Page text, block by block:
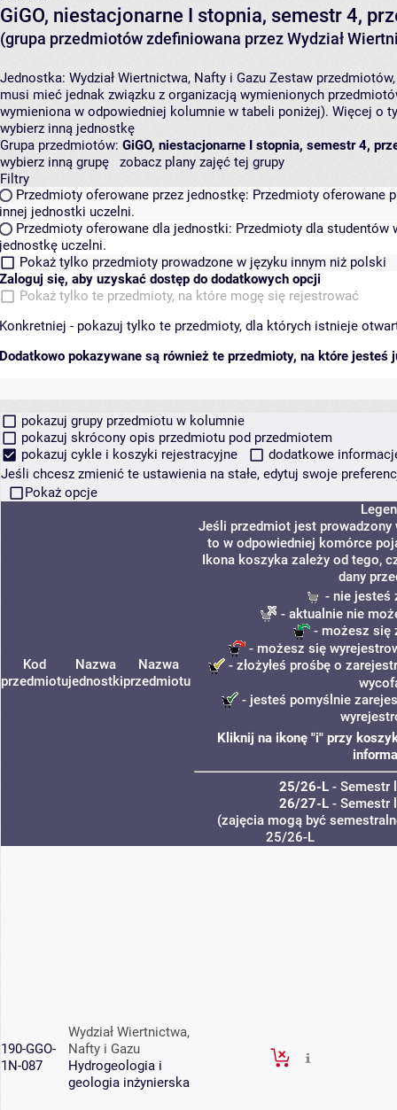
GiGO, niestacjonarne I stopnia, semestr 4,
(grupa przedmiotów zdefiniowana przez Wydział
Jednostka: Wydział Wiertnictwa, Nafty i Gazu Zestaw
musi mieć jednak związku z organizacją wymienionych
wymieniona w odpowiedniej kolumnie w tabeli poniżej). Więcej o
wybierz inną jednostkę
Grupa przedmiotów: GiGO, niestacjonarne I stopnia, semestr 4,
wybierz inną grupę
zobacz plany zajęć tej grupy
Filtry
Przedmioty oferowane przez jednostkę: Przedmioty oferowane
innej jednostki uczelni.
Przedmioty oferowane dla jednostki: Przedmioty dla studentów
jednostkę uczelni.
Pokaż tylko przedmioty prowadzone w języku innym niż polski
Zaloguj się, aby uzyskać dostęp do dodatkowych opcji
Pokaż tylko te przedmioty, na które mogę się rejestrować
Konkretniej - pokazuj tylko te przedmioty, dla których istnieje
Dodatkowo pokazywane są również te przedmioty, na które jesteś
pokazuj grupy przedmiotu w kolumnie
pokazuj skrócony opis przedmiotu pod przedmiotem
pokazuj cykle i koszyki rejestracyjne
dodatkowe
Jeśli chcesz zmienić te ustawienia na stałe, edytuj swoje
Pokaż opcje
Kod
przedmiotu
Nazwa
jednostki
Nazwa
przedmiotu
Jeśli przedmiot jest prowadzony
to w odpowiedniej komórce
Ikona koszyka zależy od tego,
dany
- nie jesteś
- aktualnie nie
- możesz się
- możesz się
- złożyłeś prośbę o
- jesteś pomyślnie
Kliknij na ikonę "i" przy
25/26-L - Semestr
26/27-L - Semestr
(zajęcia mogą być
25/26-L
190-GGO-
1N-087
Wydział Wiertnictwa,
Nafty i Gazu
Hydrogeologia i
geologia inżynierska